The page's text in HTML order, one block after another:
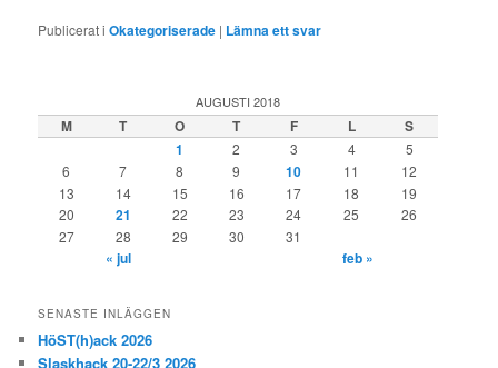
Publicerat i Okategoriserade | Lämna ett svar
AUGUSTI 2018
M T O T F L
S
1
2 3 4
5
6
7 8 9 10 11
12
13
14 15 16 17 18
19
20
21 22 23 24 25
26
27
28 29 30 31
« jul feb »
SENASTE INLÄGGEN
HöST(h)ack 2026
Slaskhack 20-22/3 2026